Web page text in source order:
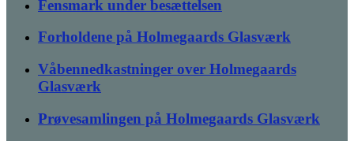
Fensmark under besættelsen
Forholdene på Holmegaards Glasværk
Våbennedkastninger over Holmegaards
Glasværk
Prøvesamlingen på Holmegaards Glasværk